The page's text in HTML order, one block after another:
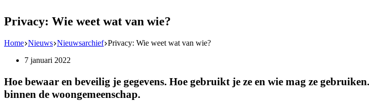
Privacy: Wie weet wat van wie?
Home Nieuws Nieuwsarchief Privacy: Wie weet wat van wie?
7 januari 2022
Hoe bewaar en beveilig je gegevens. Hoe gebruikt je ze en wie mag ze
binnen de woongemeenschap.